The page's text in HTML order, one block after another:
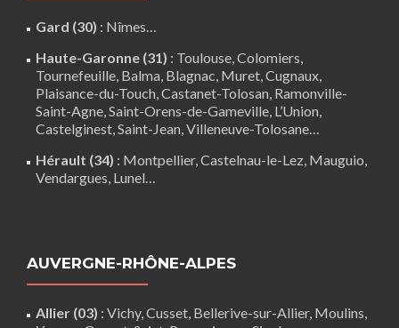
Gard (30) : Nîmes…
Haute-Garonne (31) : Toulouse,Colomiers,
Tournefeuille, Balma, Blagnac, Muret,Cugnaux,
Plaisance-du-Touch,Castanet-Tolosan, Ramonville-
Saint-Agne,Saint-Orens-de-Gameville, L’Union,
Castelginest,Saint-Jean,Villeneuve-Tolosane…
Hérault (34) : Montpellier,Castelnau-le-Lez, Mauguio,
Vendargues, Lunel…
AUVERGNE-RHÔNE-ALPES
Allier (03) : Vichy, Cusset, Bellerive-sur-Allier, Moulins,